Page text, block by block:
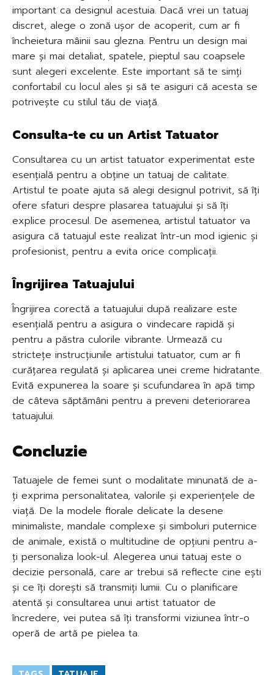
important ca designul acestuia. Dacă vrei un tatuaj
discret, alege o zonă ușor de acoperit, cum ar fi
încheietura mâinii sau glezna. Pentru un design mai
mare și mai detaliat, spatele, pieptul sau coapsele
sunt alegeri excelente. Este important să te simți
confortabil cu locul ales și să te asiguri că acesta se
potrivește cu stilul tău de viață.
Consulta-te cu un Artist Tatuator
Consultarea cu un artist tatuator experimentat este
esențială pentru a obține un tatuaj de calitate.
Artistul te poate ajuta să alegi designul potrivit, să îți
ofere sfaturi despre plasarea tatuajului și să îți
explice procesul. De asemenea, artistul tatuator va
asigura că tatuajul este realizat într-un mod igienic și
profesionist, pentru a evita orice complicații.
Îngrijirea Tatuajului
Îngrijirea corectă a tatuajului după realizare este
esențială pentru a asigura o vindecare rapidă și
pentru a păstra culorile vibrante. Urmează cu
strictețe instrucțiunile artistului tatuator, cum ar fi
curățarea regulată și aplicarea unei creme hidratante.
Evită expunerea la soare și scufundarea în apă timp
de câteva săptămâni pentru a preveni deteriorarea
tatuajului.
Concluzie
Tatuajele de femei sunt o modalitate minunată de a-
ți exprima personalitatea, valorile și experiențele de
viață. De la modele florale delicate la desene
minimaliste, mandale complexe și simboluri puternice
de animale, există o multitudine de opțiuni pentru a-
ți personaliza look-ul. Alegerea unui tatuaj este o
decizie personală, care ar trebui să reflecte cine ești
și ce îți dorești să transmiți lumii. Cu o planificare
atentă și consultarea unui artist tatuator de
încredere, vei putea să îți transformi viziunea într-o
operă de artă pe pielea ta.